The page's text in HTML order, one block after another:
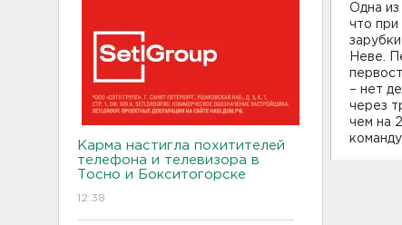
Карма настигла похитителей
телефона и телевизора в
Тосно и Бокситогорске
12:38
Одна из
что при
Неве.
– нет
через
чем на